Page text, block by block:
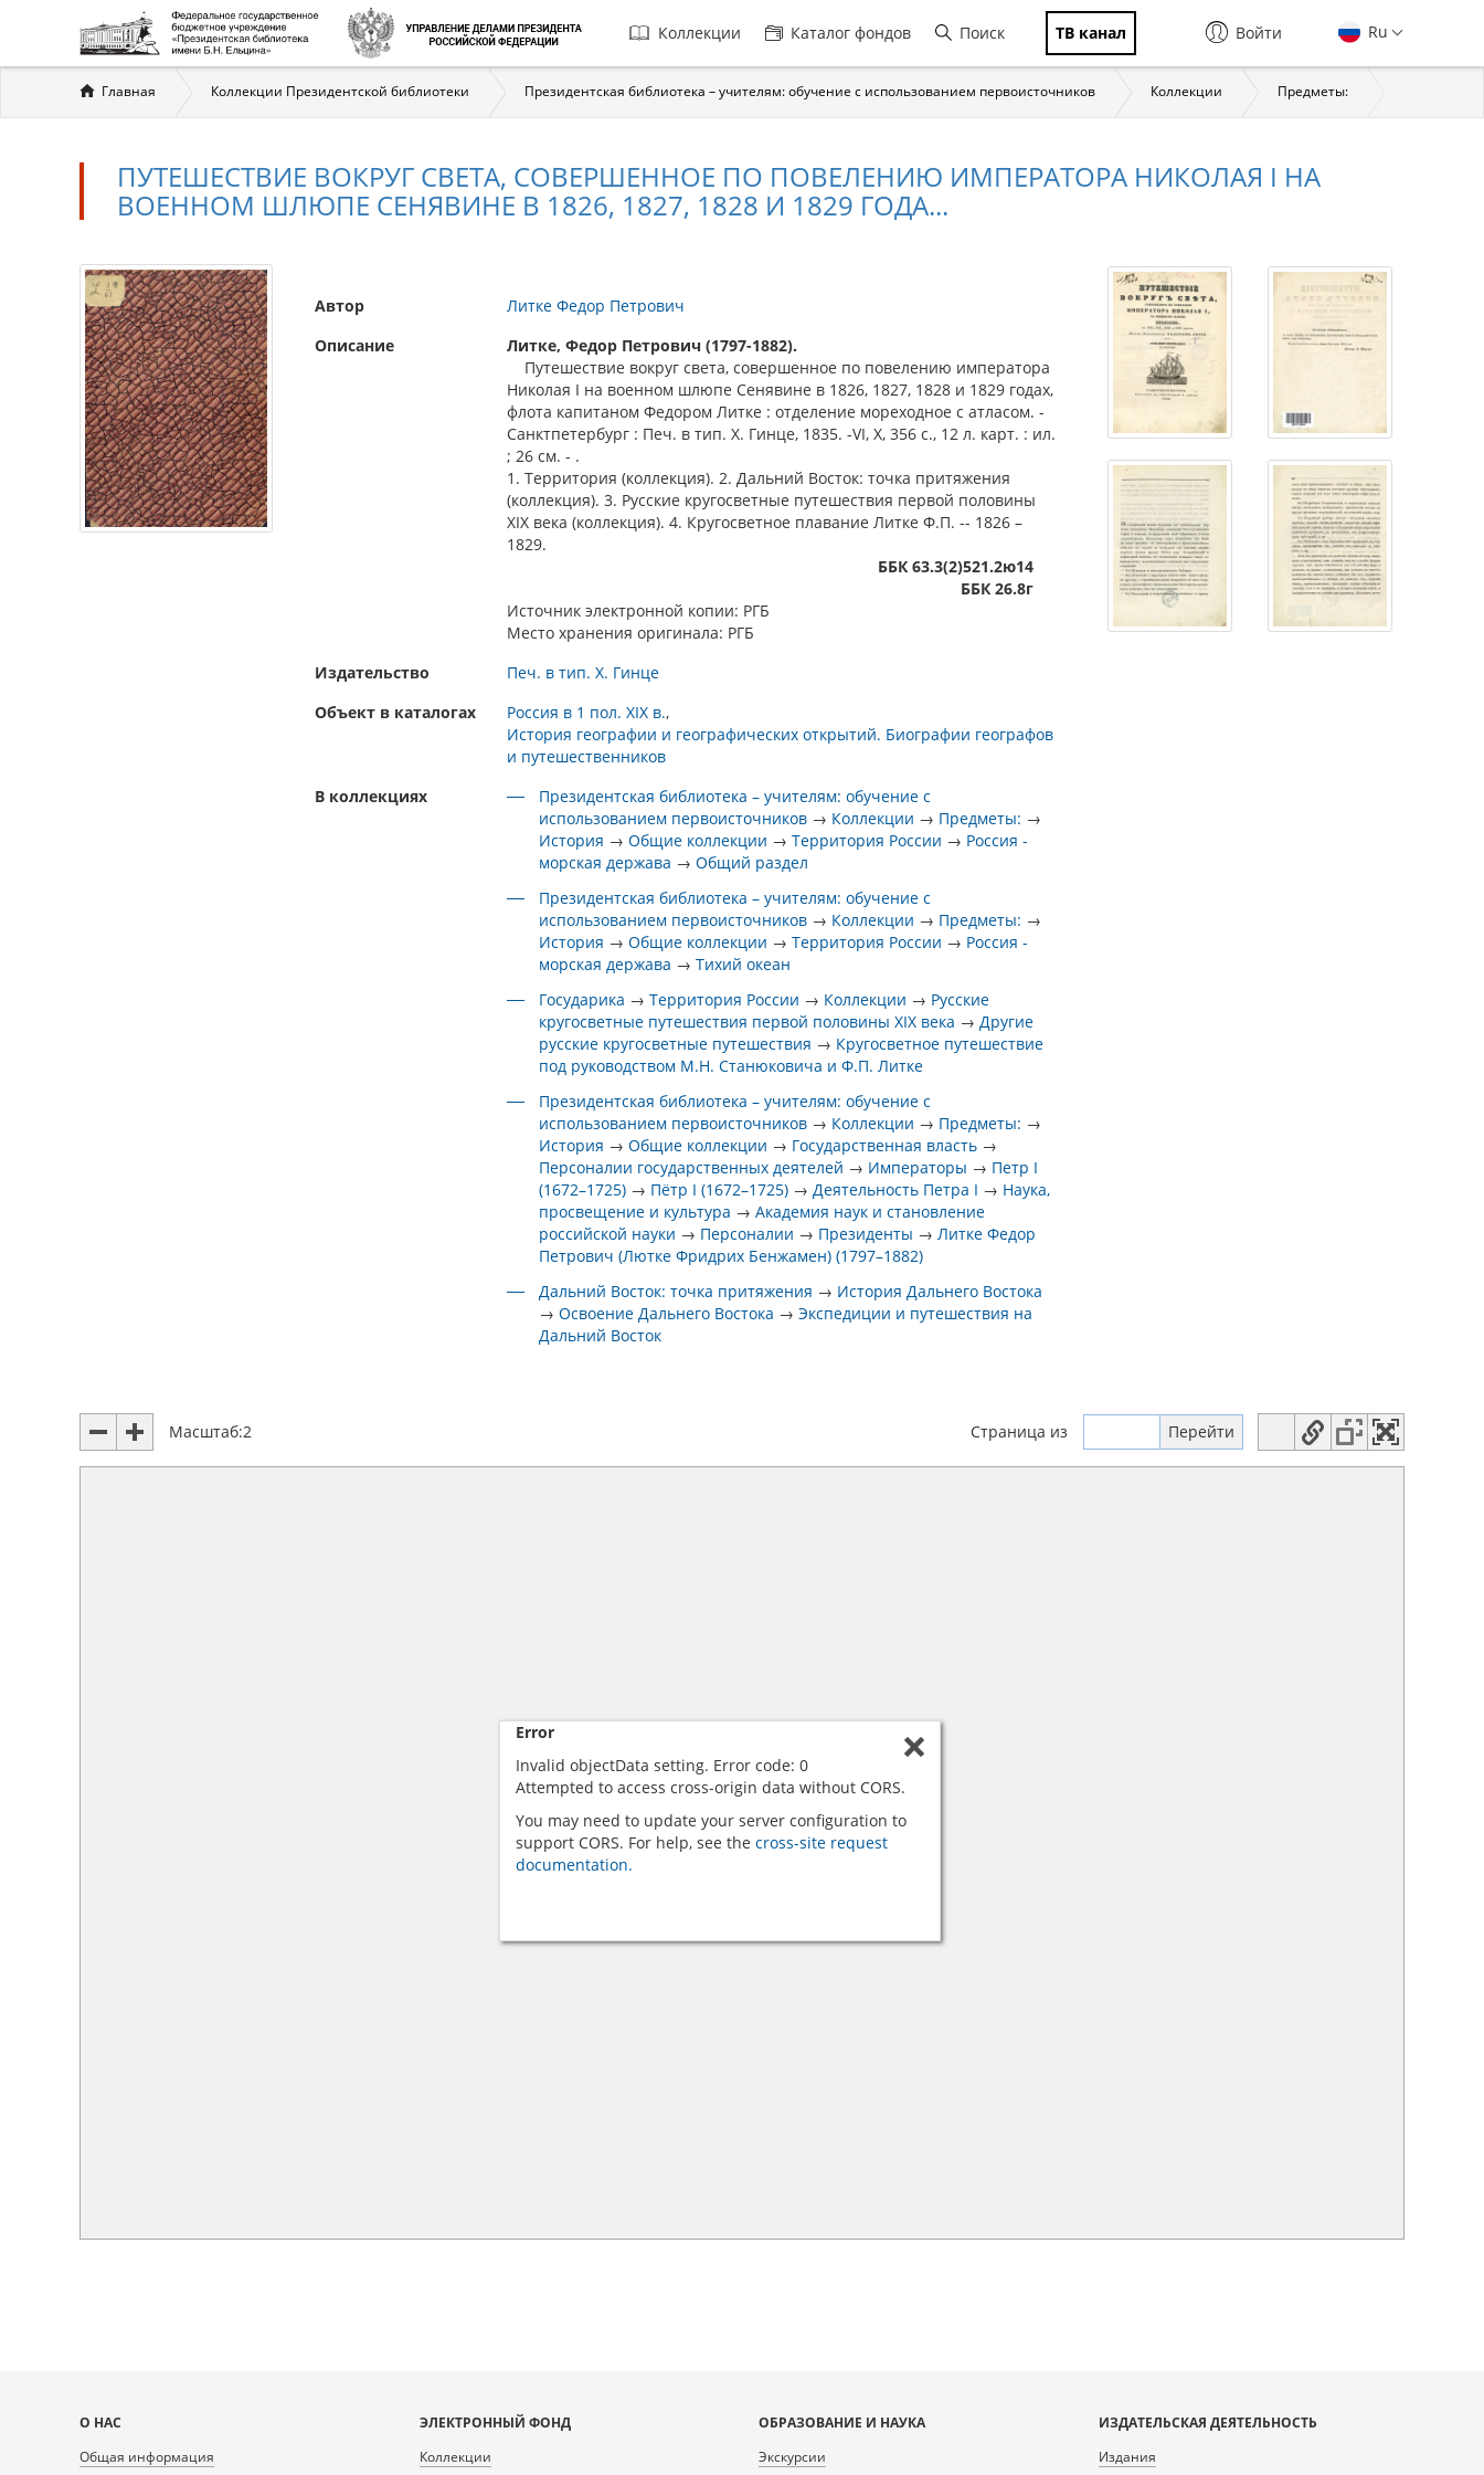
Главная
навигация
Коллекции Каталог фондов Поиск ТВ канал Ru
Войти
Вы
здесь
Главная Коллекции Президентской библиотеки Президентская библиотека – учителям: обучение с использованием первоисточников Коллекции Предметы:
ПУТЕШЕСТВИЕ ВОКРУГ СВЕТА, СОВЕРШЕННОЕ ПО ПОВЕЛЕНИЮ ИМПЕРАТОРА НИКОЛАЯ I НА
ВОЕННОМ ШЛЮПЕ СЕНЯВИНЕ В 1826, 1827, 1828 И 1829 ГОДА...
Автор
Литке Федор Петрович
Описание
Литке, Федор Петрович (1797-1882).
Путешествие вокруг света, совершенное по повелению императора
Николая I на военном шлюпе Сенявине в 1826, 1827, 1828 и 1829 годах,
флота капитаном Федором Литке : отделение мореходное с атласом. -
Санктпетербург : Печ. в тип. Х. Гинце, 1835. -VI, X, 356 с., 12 л. карт. : ил.
; 26 см. - .
1. Территория (коллекция). 2. Дальний Восток: точка притяжения
(коллекция). 3. Русские кругосветные путешествия первой половины
XIX века (коллекция). 4. Кругосветное плавание Литке Ф.П. -- 1826 –
1829.
ББК 63.3(2)521.2ю14
ББК 26.8г
Источник электронной копии: РГБ
Место хранения оригинала: РГБ
Издательство
Печ. в тип. Х. Гинце
Объект в каталогах
Россия в 1 пол. XIX в.
История географии и географических открытий. Биографии географов
и путешественников
В коллекциях
Президентская библиотека – учителям: обучение с
использованием первоисточников → Коллекции → Предметы: →
История →Общие коллекции →Территория России → Россия -
морская держава →Общий раздел
Президентская библиотека – учителям: обучение с
использованием первоисточников → Коллекции → Предметы: →
История →Общие коллекции →Территория России → Россия -
морская держава →Тихий океан
Государика →Территория России → Коллекции → Русские
кругосветные путешествия первой половины XIX века →Другие
русские кругосветные путешествия → Кругосветное путешествие
под руководством М.Н. Станюковича и Ф.П. Литке
Президентская библиотека – учителям: обучение с
использованием первоисточников → Коллекции → Предметы: →
История →Общие коллекции → Государственная власть →
Персоналии государственных деятелей → Императоры → Петр I
(1672–1725) → Пётр I (1672–1725) →Деятельность Петра I → Наука,
просвещение и культура →Академия наук и становление
российской науки → Персоналии → Президенты →Литке Федор
Петрович (Лютке Фридрих Бенжамен) (1797–1882)
Дальний Восток: точка притяжения → История Дальнего Востока
→Освоение Дальнего Востока →Экспедиции и путешествия на
Дальний Восток
Масштаб:2 Страница из
Error
Invalid objectData setting. Error code: 0
Attempted to access cross-origin data without CORS.
You may need to update your server configuration to
support CORS. For help, see the cross-site request
documentation.
Карта
сайта
О НАС
Общая информация
ЭЛЕКТРОННЫЙ ФОНД
Коллекции
ОБРАЗОВАНИЕ И НАУКА
Экскурсии
ИЗДАТЕЛЬСКАЯ ДЕЯТЕЛЬНОСТЬ
Издания